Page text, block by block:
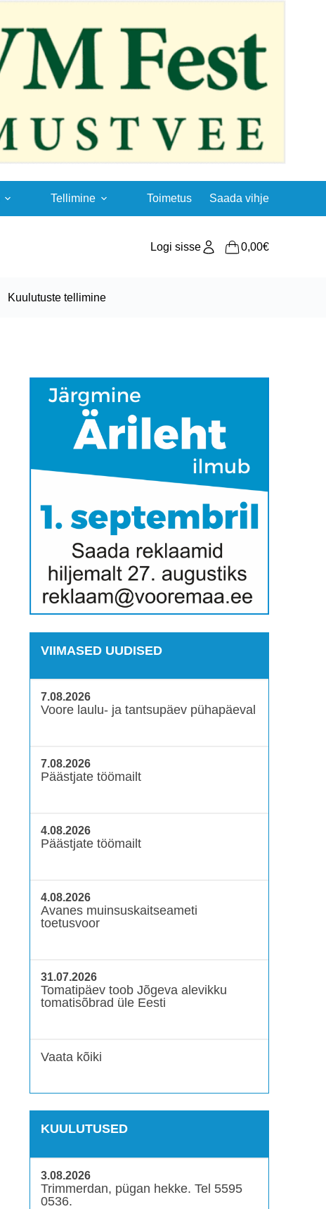
Tellimine Toimetus Saada vihje
Logi sisse
Shopping
0,00€
Kuulutuste tellimine
VIIMASED UUDISED
7.08.2026
Voore laulu- ja tantsupäev pühapäeval
7.08.2026
Päästjate töömailt
4.08.2026
Päästjate töömailt
4.08.2026
Avanes muinsuskaitseameti
toetusvoor
31.07.2026
Tomatipäev toob Jõgeva alevikku
tomatisõbrad üle Eesti
Vaata kõiki
KUULUTUSED
3.08.2026
Trimmerdan, pügan hekke. Tel 5595
0536.